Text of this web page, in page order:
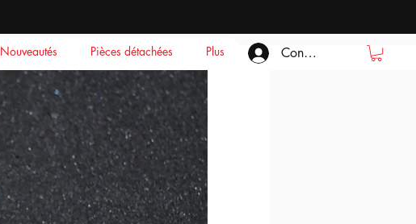
Nouveautés Pièces détachées Plus Connexion